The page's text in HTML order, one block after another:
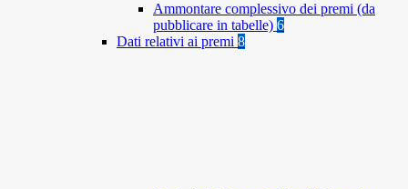
Ammontare complessivo dei premi (da
pubblicare in tabelle) 6
Dati relativi ai premi 8